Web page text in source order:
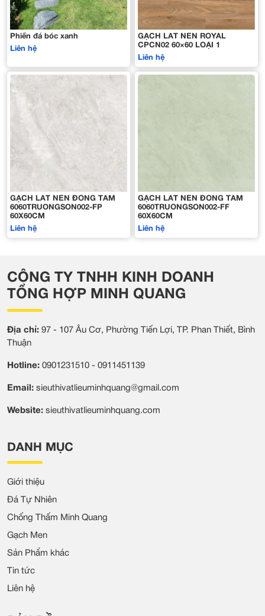
Phiến đá bóc xanh
Liên hệ
GẠCH LÁT NỀN ROYAL
CPCN02 60×60 LOẠI 1
Liên hệ
GẠCH LÁT NỀN ĐỒNG TÂM
6060TRUONGSON002-FP
60X60CM
Liên hệ
GẠCH LÁT NỀN ĐỒNG TÂM
6060TRUONGSON002-FF
60X60CM
Liên hệ
CÔNG TY TNHH KINH DOANH
TỔNG HỢP MINH QUANG
Địa chỉ: 97 - 107 Âu Cơ, Phường Tiến Lợi, TP. Phan Thiết, Bình
Thuận
Hotline: 0901231510 - 0911451139
Email: sieuthivatlieuminhquang@gmail.com
Website: sieuthivatlieuminhquang.com
DANH MỤC
Giới thiệu
Đá Tự Nhiên
Chống Thấm Minh Quang
Gạch Men
Sản Phẩm khác
Tin tức
Liên hệ